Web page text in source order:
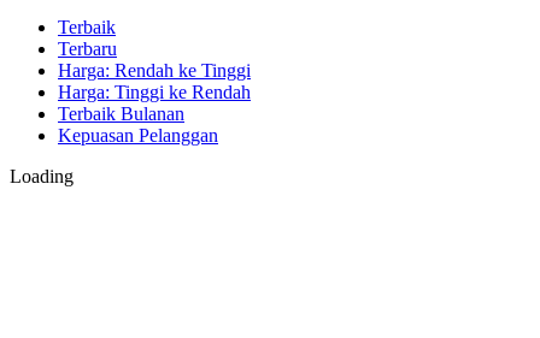
Terbaik
Terbaru
Harga: Rendah ke Tinggi
Harga: Tinggi ke Rendah
Terbaik Bulanan
Kepuasan Pelanggan
Loading